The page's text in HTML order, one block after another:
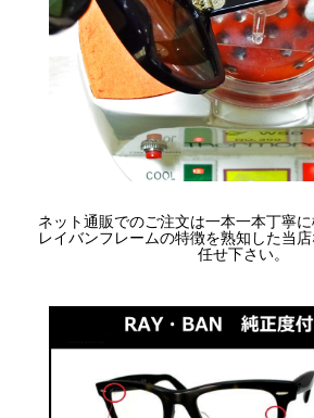
ネット通販でのご注文は一本一本丁寧に
レイバンフレームの特徴を熟知した当
任せ下さい。